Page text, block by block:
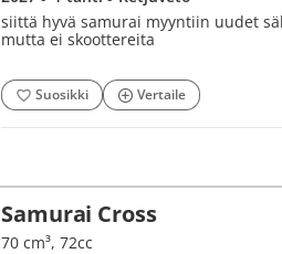
siittä hyvä samurai myyntiin uudet
mutta ei skoottereita
Suosikki Vertaile
Samurai Cross
70 cm³, 72cc